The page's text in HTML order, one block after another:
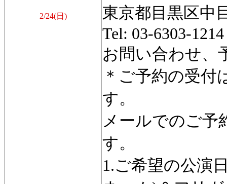
2/24(日)
東京都目黒区中
Tel: 03-6303-1214
お問い合わせ、
＊ご予約の受付
す。
メールでのご予
す。
1.ご希望の公演